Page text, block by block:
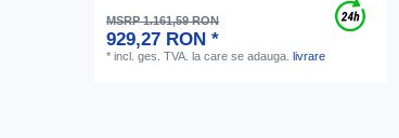
MSRP 1.161,59 RON
929,27 RON *
*incl. ges. TVA. la care se adauga.livrare